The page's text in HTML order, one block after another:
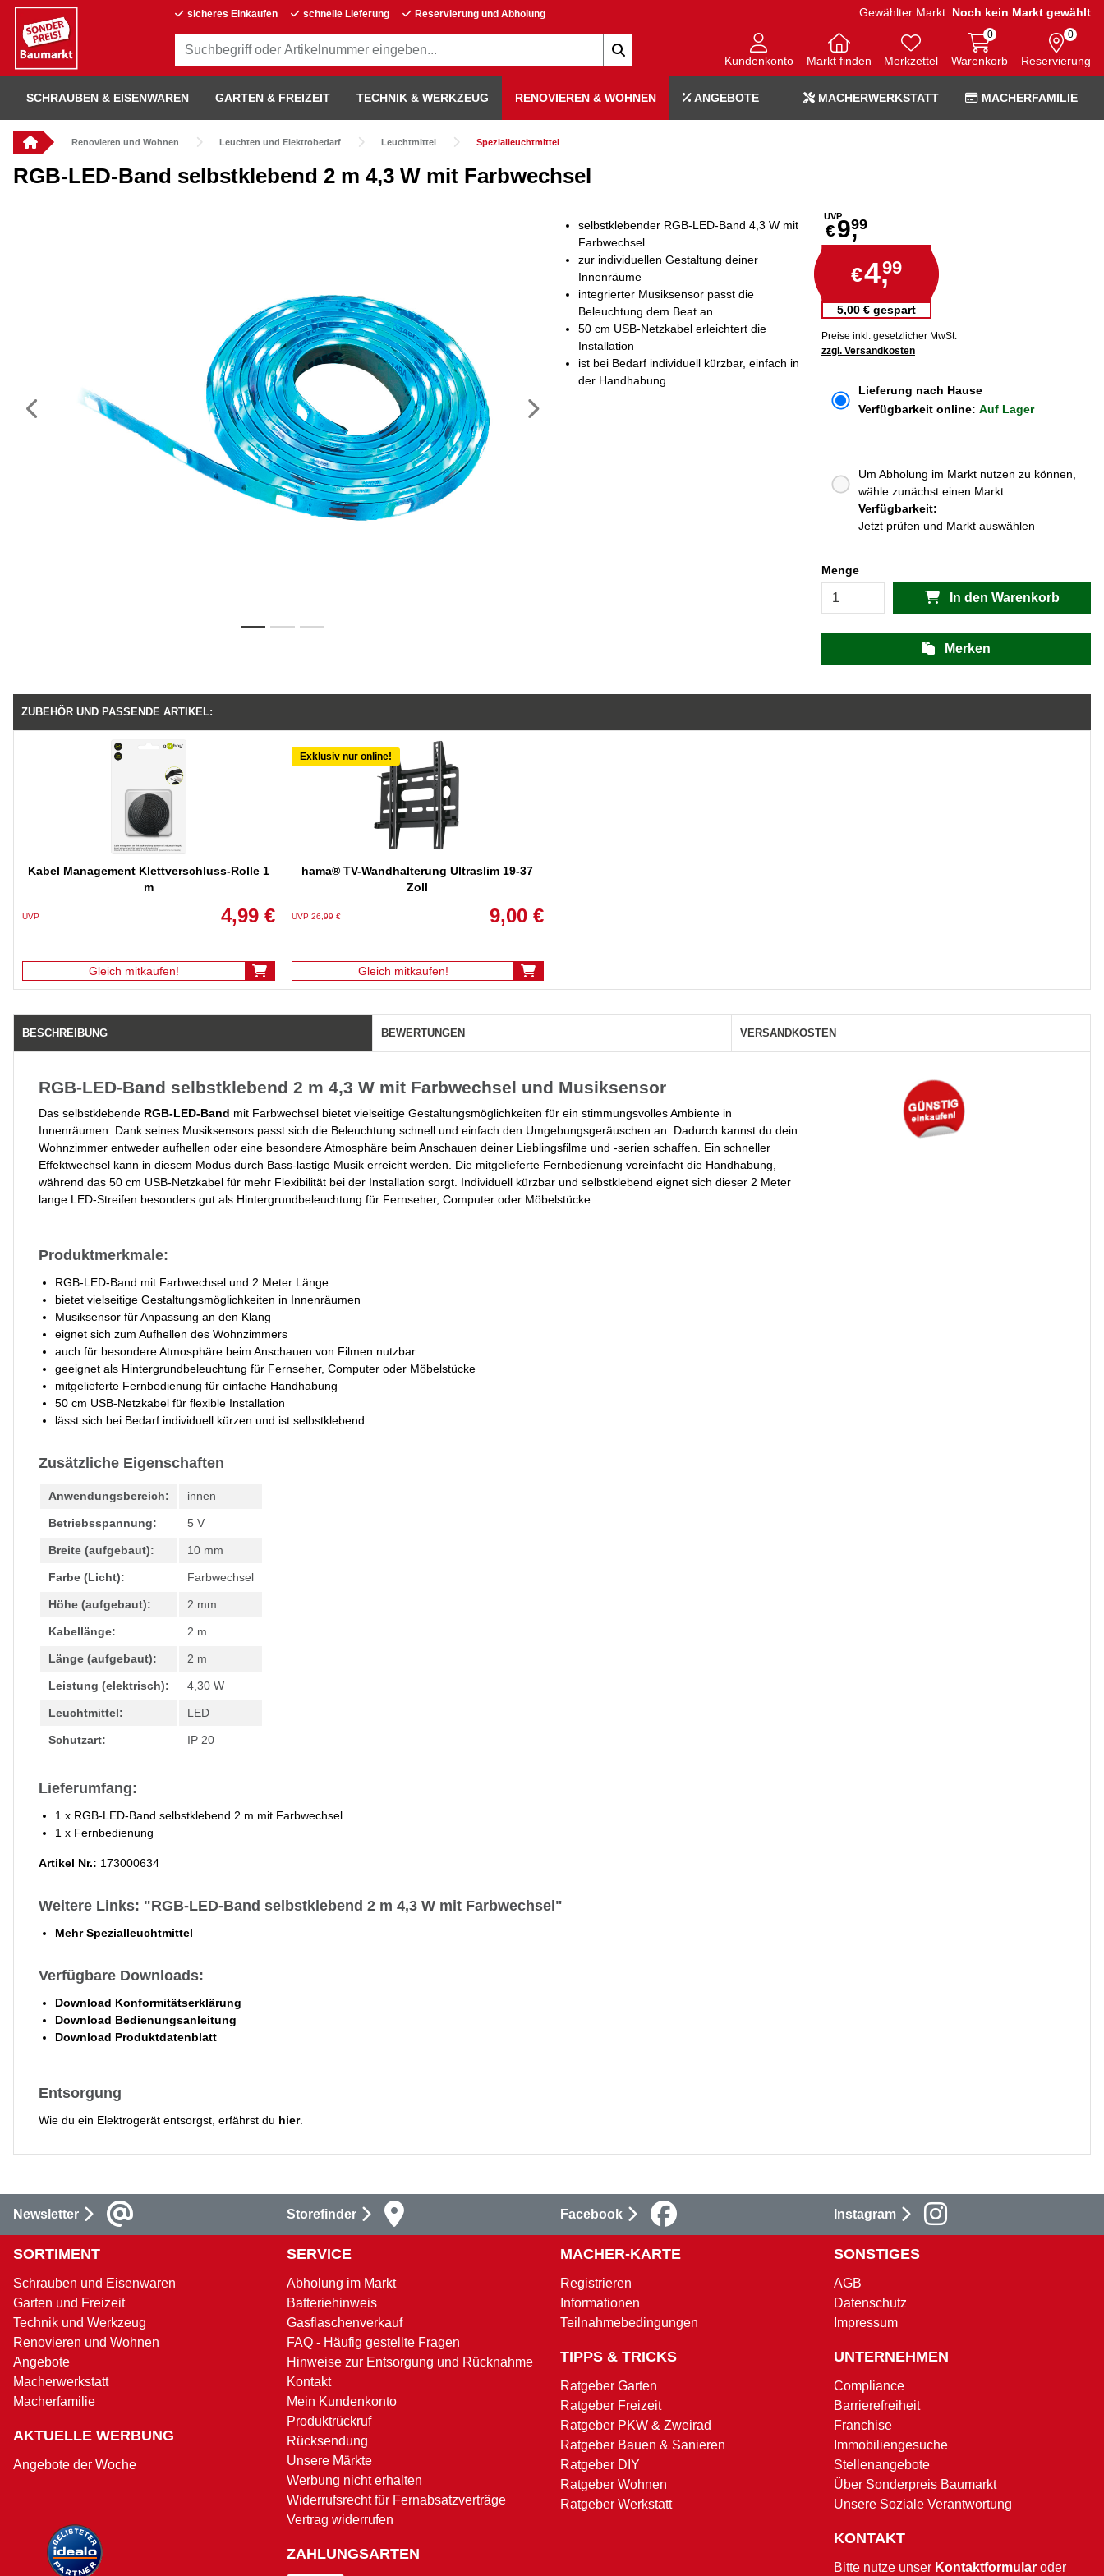
sicheres Einkaufen schnelle Lieferung Reservierung und Abholung Gewählter Markt: Noch kein Markt gewählt
Kundenkonto Markt finden Merkzettel Warenkorb
0
Reservierung
0
SCHRAUBEN & EISENWAREN GARTEN & FREIZEIT TECHNIK & WERKZEUG RENOVIEREN & WOHNEN ANGEBOTE MACHERWERKSTATT MACHERFAMILIE
Renovieren und Wohnen Leuchten und Elektrobedarf Leuchtmittel Spezialleuchtmittel
RGB-LED-Band selbstklebend 2 m 4,3 W mit Farbwechsel
Vorheriges
UVP
€9,99
€4,99
5,00 € gespart
Preise inkl. gesetzlicher MwSt.
zzgl. Versandkosten
selbstklebender RGB-LED-Band 4,3 W mit
Farbwechsel
zur individuellen Gestaltung deiner
Innenräume
integrierter Musiksensor passt die
Beleuchtung dem Beat an
50 cm USB-Netzkabel erleichtert die
Installation
ist bei Bedarf individuell kürzbar, einfach in
der Handhabung
Lieferung nach Hause
Verfügbarkeit online: Auf Lager
Um Abholung im Markt nutzen zu können,
wähle zunächst einen Markt
Verfügbarkeit:
Jetzt prüfen und Markt auswählen
Menge
In den Warenkorb
Merken
ZUBEHÖR UND PASSENDE ARTIKEL:
Kabel Management Klettverschluss-Rolle 1
m
UVP 4,99 €
Gleich mitkaufen!
Exklusiv nur online!
hama® TV-Wandhalterung Ultraslim 19-37
Zoll
UVP 26,99 € 9,00 €
Gleich mitkaufen!
BESCHREIBUNG BEWERTUNGEN VERSANDKOSTEN
RGB-LED-Band selbstklebend 2 m 4,3 W mit Farbwechsel und Musiksensor
Das selbstklebende RGB-LED-Band mit Farbwechsel bietet vielseitige Gestaltungsmöglichkeiten für ein stimmungsvolles Ambiente in
Innenräumen. Dank seines Musiksensors passt sich die Beleuchtung schnell und einfach den Umgebungsgeräuschen an. Dadurch kannst du dein
Wohnzimmer entweder aufhellen oder eine besondere Atmosphäre beim Anschauen deiner Lieblingsfilme und -serien schaffen. Ein schneller
Effektwechsel kann in diesem Modus durch Bass-lastige Musik erreicht werden. Die mitgelieferte Fernbedienung vereinfacht die Handhabung,
während das 50 cm USB-Netzkabel für mehr Flexibilität bei der Installation sorgt. Individuell kürzbar und selbstklebend eignet sich dieser 2 Meter
lange LED-Streifen besonders gut als Hintergrundbeleuchtung für Fernseher, Computer oder Möbelstücke.
Produktmerkmale:
RGB-LED-Band mit Farbwechsel und 2 Meter Länge
bietet vielseitige Gestaltungsmöglichkeiten in Innenräumen
Musiksensor für Anpassung an den Klang
eignet sich zum Aufhellen des Wohnzimmers
auch für besondere Atmosphäre beim Anschauen von Filmen nutzbar
geeignet als Hintergrundbeleuchtung für Fernseher, Computer oder Möbelstücke
mitgelieferte Fernbedienung für einfache Handhabung
50 cm USB-Netzkabel für flexible Installation
lässt sich bei Bedarf individuell kürzen und ist selbstklebend
Zusätzliche Eigenschaften
Anwendungsbereich: innen
Betriebsspannung: 5 V
Breite (aufgebaut): 10 mm
Farbe (Licht): Farbwechsel
Höhe (aufgebaut): 2 mm
Kabellänge: 2 m
Länge (aufgebaut): 2 m
Leistung (elektrisch): 4,30 W
Leuchtmittel: LED
Schutzart: IP 20
Lieferumfang:
1 x RGB-LED-Band selbstklebend 2 m mit Farbwechsel
1 x Fernbedienung
Artikel Nr.: 173000634
Weitere Links: "RGB-LED-Band selbstklebend 2 m 4,3 W mit Farbwechsel"
Mehr Spezialleuchtmittel
Verfügbare Downloads:
Download Konformitätserklärung
Download Bedienungsanleitung
Download Produktdatenblatt
Entsorgung
Wie du ein Elektrogerät entsorgst, erfährst du hier.
Newsletter Storefinder Facebook Instagram
SORTIMENT
Schrauben und Eisenwaren
Garten und Freizeit
Technik und Werkzeug
Renovieren und Wohnen
Angebote
Macherwerkstatt
Macherfamilie
AKTUELLE WERBUNG
Angebote der Woche
SERVICE
Abholung im Markt
Batteriehinweis
Gasflaschenverkauf
FAQ - Häufig gestellte Fragen
Hinweise zur Entsorgung und Rücknahme
Kontakt
Mein Kundenkonto
Produktrückruf
Rücksendung
Unsere Märkte
Werbung nicht erhalten
Widerrufsrecht für Fernabsatzverträge
Vertrag widerrufen
ZAHLUNGSARTEN
MACHER-KARTE
Registrieren
Informationen
Teilnahmebedingungen
TIPPS & TRICKS
Ratgeber Garten
Ratgeber Freizeit
Ratgeber PKW & Zweirad
Ratgeber Bauen & Sanieren
Ratgeber DIY
Ratgeber Wohnen
Ratgeber Werkstatt
SONSTIGES
AGB
Datenschutz
Impressum
UNTERNEHMEN
Compliance
Barrierefreiheit
Franchise
Immobiliengesuche
Stellenangebote
Über Sonderpreis Baumarkt
Unsere Soziale Verantwortung
KONTAKT
Bitte nutze unser Kontaktformular oder